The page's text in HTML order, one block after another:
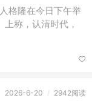
格隆在今日下午举
称，认清时代，
2026-6-20 / 2942阅读